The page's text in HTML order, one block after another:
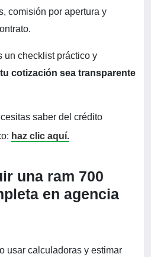
comisión por apertura y
un checklist práctico y
cotización sea transparente
saber del crédito
haz clic aquí.
una ram 700
en agencia
usar calculadoras y estimar